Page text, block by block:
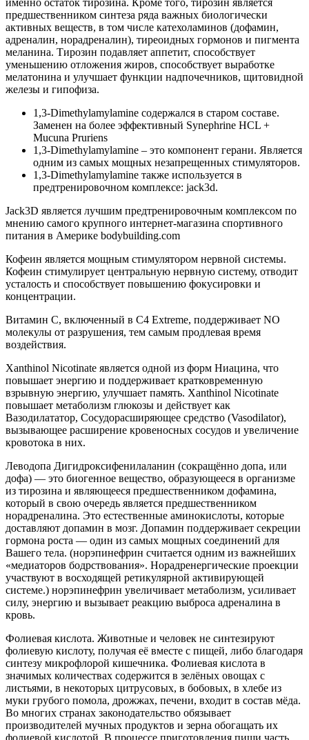
предшественником синтеза ряда важных биологически
активных веществ, в том числе катехоламинов (дофамин,
адреналин, норадреналин), тиреоидных гормонов и пигмента
меланина. Тирозин подавляет аппетит, способствует
уменьшению отложения жиров, способствует выработке
мелатонина и улучшает функции надпочечников, щитовидной
железы и гипофиза.
1,3-Dimethylamylamine содержался в старом составе.
Заменен на более эффективный Synephrine HCL +
Mucuna Pruriens
1,3-Dimethylamylamine – это компонент герани. Является
одним из самых мощных незапрещенных стимуляторов.
1,3-Dimethylamylamine также используется в
предтренировочном комплексе: jack3d.
Jack3D является лучшим предтренировочным комплексом по
мнению самого крупного интернет-магазина спортивного
питания в Америке bodybuilding.com
Кофеин является мощным стимулятором нервной системы.
Кофеин стимулирует центральную нервную систему, отводит
усталость и способствует повышению фокусировки и
концентрации.
Витамин С, включенный в C4 Extreme, поддерживает NO
молекулы от разрушения, тем самым продлевая время
воздействия.
Xanthinol Nicotinate является одной из форм Ниацина, что
повышает энергию и поддерживает кратковременную
взрывную энергию, улучшает память. Xanthinol Nicotinate
повышает метаболизм глюкозы и действует как
Вазодилататор, Сосудорасширяющее средство (Vasodilator),
вызывающее расширение кровеносных сосудов и увеличение
кровотока в них.
Леводопа Дигидроксифенилаланин (сокращённо допа, или
дофа) — это биогенное вещество, образующееся в организме
из тирозина и являющееся предшественником дофамина,
который в свою очередь является предшественником
норадреналина. Это естественные аминокислоты, которые
доставляют допамин в мозг. Допамин поддерживает секреции
гормона роста — один из самых мощных соединений для
Вашего тела. (норэпинефрин считается одним из важнейших
«медиаторов бодрствования». Норадренергические проекции
участвуют в восходящей ретикулярной активирующей
системе.) норэпинефрин увеличивает метаболизм, усиливает
силу, энергию и вызывает реакцию выброса адреналина в
кровь.
Фолиевая кислота. Животные и человек не синтезируют
фолиевую кислоту, получая её вместе с пищей, либо благодаря
синтезу микрофлорой кишечника. Фолиевая кислота в
значимых количествах содержится в зелёных овощах с
листьями, в некоторых цитрусовых, в бобовых, в хлебе из
муки грубого помола, дрожжах, печени, входит в состав мёда.
Во многих странах законодательство обязывает
производителей мучных продуктов и зерна обогащать их
фолиевой кислотой. В процессе приготовления пищи часть